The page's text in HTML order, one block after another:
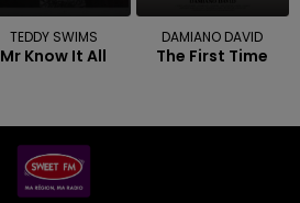
TEDDY SWIMS
Mr Know It All
DAMIANO DAVID
The First Time